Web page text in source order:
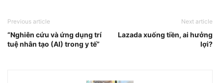
Previous article
“Nghiên cứu và ứng dụng trí
tuệ nhân tạo (AI) trong y tế”
Next article
Lazada xuống tiền, ai hưởng
lợi?